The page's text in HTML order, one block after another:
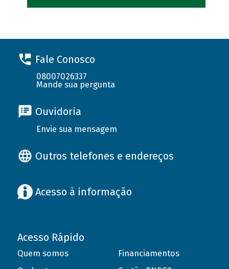
Fale Conosco
08007026337
Mande sua pergunta
Ouvidoria
Envie sua mensagem
Outros telefones e endereços
Acesso à informação
Acesso Rápido
Quem somos
Financiamentos